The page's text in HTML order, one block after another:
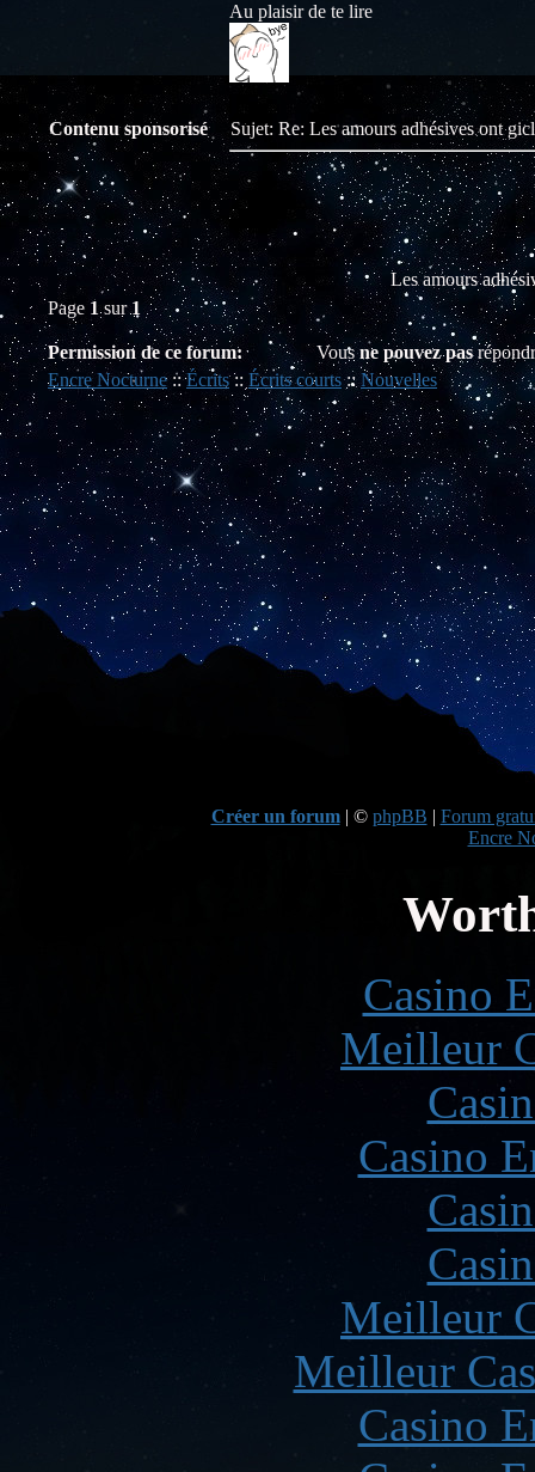
Au plaisir de te lire
Contenu sponsorisé Sujet: Re: Les amours adhésives ont
Les amours
Page 1sur 1
Permission de ce forum: Vousne pouvez pas
Encre Nocturne ::Écrits:: Écrits courts::Nouvelles
Créer un forum| © phpBB | Forum
Encre
Casino
Meilleur
Casino
Meilleur
Meilleur
Casino